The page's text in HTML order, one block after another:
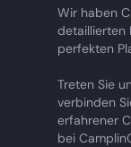
Wir haben
detaillierten
perfekten
Treten Sie
verbinden
erfahrener
bei